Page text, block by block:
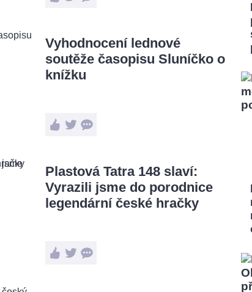
Vyhodnocení lednové
soutěže časopisu Sluníčko o
knížku
Plastová Tatra 148 slaví:
Vyrazili jsme do porodnice
legendární české hračky